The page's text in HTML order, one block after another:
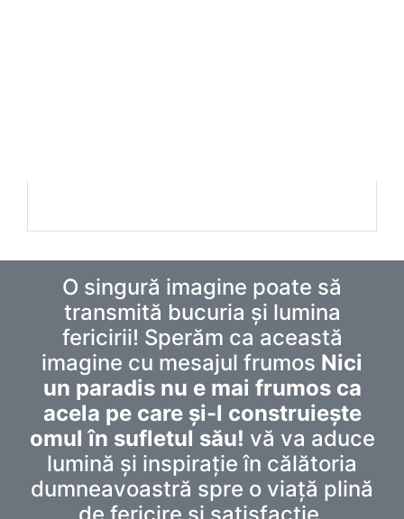
O singură imagine poate să
transmită bucuria și lumina
fericirii! Sperăm ca această
imagine cu mesajul frumos Nici
un paradis nu e mai frumos ca
acela pe care și-l construiește
omul în sufletul său! vă va aduce
lumină și inspirație în călătoria
dumneavoastră spre o viață plină